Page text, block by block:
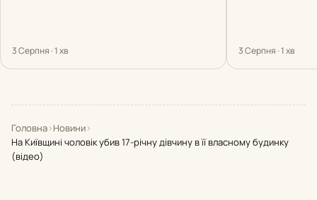
3 Серпня · 1 хв 3 Серпня · 1 хв
Головна›Новини›
На Київщині чоловік убив 17-річну дівчину в її власному будинку
(відео)